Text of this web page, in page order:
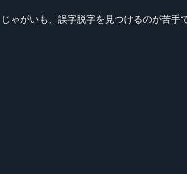
ゃがいも、誤字脱字を見つけるのが苦